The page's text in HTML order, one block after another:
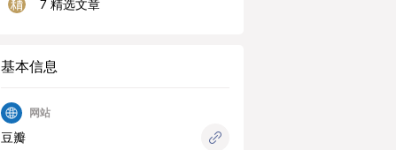
7 精选文章
基本信息
网站
豆瓣